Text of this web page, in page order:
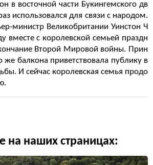
в восточной части Букингемского дв
использовался для связи с народом.
министр Великобритании Уинстон Ч
вместе с королевской семьей праздн
Второй Мировой войны. Прин
же балкона приветствовала публику в
И сейчас королевская семья продо
на наших страницах: